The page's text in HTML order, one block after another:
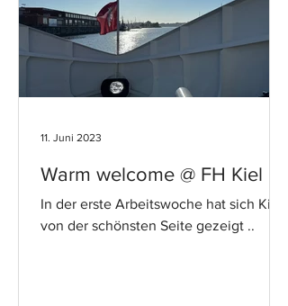
Warm welcome @ FH Kiel
In der erste Arbeitswoche hat sich Kiel
von der schönsten Seite gezeigt ..
11. Juni 2023